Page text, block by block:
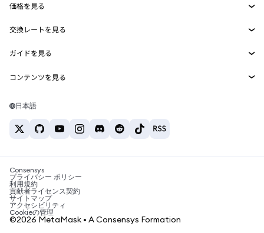
MetaMask Connect
Snaps
Web3サービス
セキュリティ
サポート
キャリア
お問い合わせ
価格を見る
イーサリアムの価格
Solanaの価格
Tetherの価格
交換レートを見る
ETH→USD
USDT→INR
BTC→INR
ETH→USDT
ガイドを見る
ETHの購入
USDTの購入
SHIBの購入
BNBの購入
コンテンツを見る
Solanaウォレット
税制関連ニュース
暗号資産の購入方法は？
ビットコインを売るには？
日本語
Consensys
プライバシー ポリシー
利用規約
貢献者ライセンス契約
サイトマップ
アクセシビリティ
Cookieの管理
©2026 MetaMask • A Consensys Formation